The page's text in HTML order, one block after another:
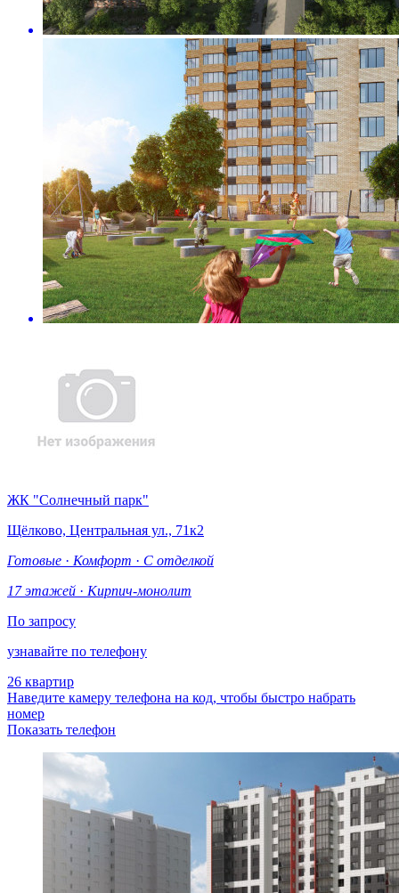
ЖК "Солнечный парк"
Щёлково, Центральная ул., 71к2
Готовые · Комфорт · С отделкой
17 этажей · Кирпич-монолит
По запросу
узнавайте по телефону
26 квартир
Наведите камеру телефона на код, чтобы быстро набрать
номер
Показать телефон